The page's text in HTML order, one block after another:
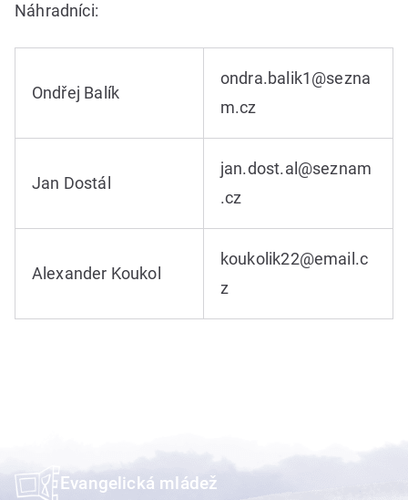
Náhradníci:
Ondřej Balík
ondra.balik1@sezna
m.cz
Jan Dostál
jan.dost.al@seznam
.cz
Alexander Koukol
koukolik22@email.c
z
Evangelická mládež